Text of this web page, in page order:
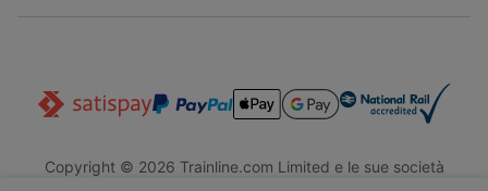
Copyright © 2026 Trainline.com Limited e le sue società